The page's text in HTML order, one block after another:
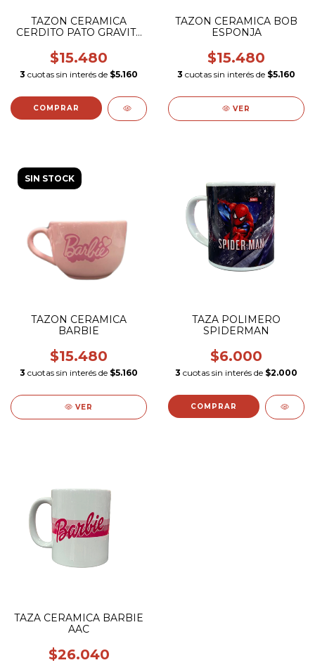
TAZON CERAMICA
CERDITO PATO GRAVITY
$15.480
3 cuotas sin interés de $5.160
TAZON CERAMICA BOB
ESPONJA
$15.480
3 cuotas sin interés de $5.160
VER
SIN STOCK
TAZON CERAMICA
BARBIE
$15.480
3 cuotas sin interés de $5.160
VER
TAZA POLIMERO
SPIDERMAN
$6.000
3 cuotas sin interés de $2.000
TAZA CERAMICA BARBIE
AAC
$26.040